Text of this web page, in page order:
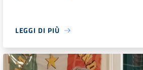
LEGGI DI PIÙ